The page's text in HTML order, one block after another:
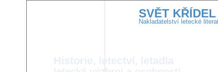
SVĚT KŘÍDEL
Nakladatelství letecké
Historie, letectví, letadla